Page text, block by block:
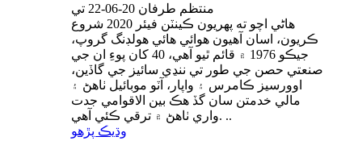
منتظم طرفان 20-06-22 تي
ھاڻي اچو ته پھريون ڪينٽن فيئر 2020 شروع
ڪريون، اسان آھيون ھوائي ھائي ھولڊنگ گروپ،
جيڪو 1976 ۾ قائم ٿيو آھي، 40 کان پوءِ ان جي
صنعتي حصن جي طور تي ننڍي سائيز جي گاڏين،
اوورسيز ڪامرس ۽ واپار، آٽو موبائيل ٺاھڻ ۽
مالي خدمتن سان گڏ ھڪ بين الاقوامي جدت
واري ٺاھڻ ۾ ترقي ڪئي آھي. ..
وڌيڪ پڙهو